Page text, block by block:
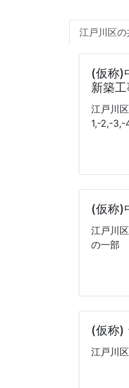
江戸川区
(仮称)
新築
江戸川
1,-2,-
(仮称)
江戸川
の一部
(仮称)
江戸川